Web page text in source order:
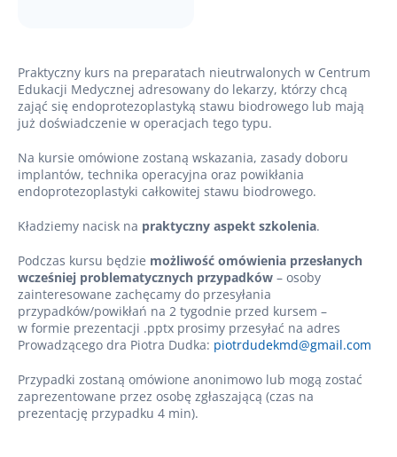
Praktyczny kurs na preparatach nieutrwalonych w Centrum
Edukacji Medycznej adresowany do lekarzy, którzy chcą
zająć się endoprotezoplastyką stawu biodrowego lub mają
już doświadczenie w operacjach tego typu.
Na kursie omówione zostaną wskazania, zasady doboru
implantów, technika operacyjna oraz powikłania
endoprotezoplastyki całkowitej stawu biodrowego.
Kładziemy nacisk na praktyczny aspekt szkolenia.
Podczas kursu będzie możliwość omówienia przesłanych
wcześniej problematycznych przypadków – osoby
zainteresowane zachęcamy do przesyłania
przypadków/powikłań na 2 tygodnie przed kursem –
w formie prezentacji .pptx prosimy przesyłać na adres
Prowadzącego dra Piotra Dudka: piotrdudekmd@gmail.com
Przypadki zostaną omówione anonimowo lub mogą zostać
zaprezentowane przez osobę zgłaszającą (czas na
prezentację przypadku 4 min).